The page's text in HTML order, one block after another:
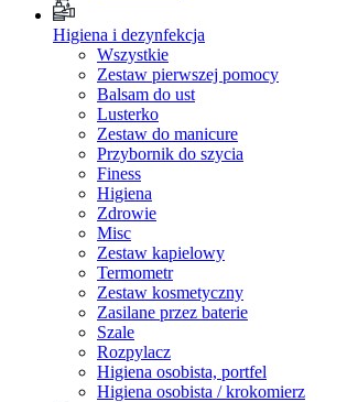
Higiena i dezynfekcja
Wszystkie
Zestaw pierwszej pomocy
Balsam do ust
Lusterko
Zestaw do manicure
Przybornik do szycia
Finess
Higiena
Zdrowie
Misc
Zestaw kapielowy
Termometr
Zestaw kosmetyczny
Zasilane przez baterie
Szale
Rozpylacz
Higiena osobista, portfel
Higiena osobista / krokomierz